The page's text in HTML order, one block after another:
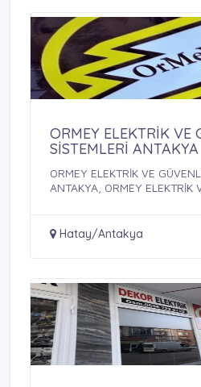
ORMEY ELEKTRİK VE
SİSTEMLERİ ANTAKYA
ORMEY ELEKTRİK VE
ANTAKYA, ORMEY ELEKTRİK
Hatay/Antakya